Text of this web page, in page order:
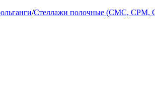
/Стеллажи полочные (СМС, СРМ,